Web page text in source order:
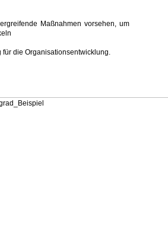
Maßnahmen vorsehen, um
die Organisationsentwicklung.